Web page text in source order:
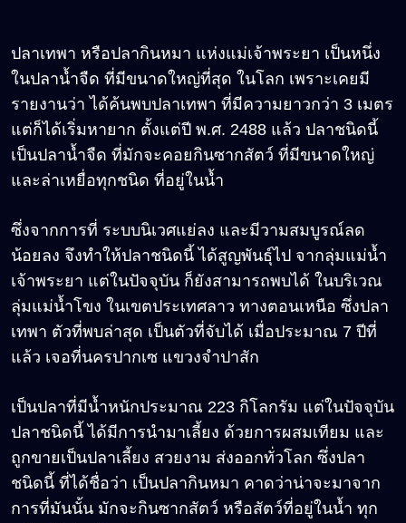
ปลาเทพา หรือปลากินหมา แห่งแม่เจ้าพระยา เป็นหนึ่ง
ในปลาน้ำจืด ที่มีขนาดใหญ่ที่สุด ในโลก เพราะเคยมี
รายงานว่า ได้ค้นพบปลาเทพา ที่มีความยาวกว่า 3 เมตร
แต่ก็ได้เริ่มหายาก ตั้งแต่ปี พ.ศ. 2488 แล้ว ปลาชนิดนี้
เป็นปลาน้ำจืด ที่มักจะคอยกินซากสัตว์ ที่มีขนาดใหญ่
และล่าเหยื่อทุกชนิด ที่อยู่ในน้ำ
ซึ่งจากการที่ ระบบนิเวศแย่ลง และมีวามสมบูรณ์ลด
น้อยลง จึงทำให้ปลาชนิดนี้ ได้สูญพันธุ์ไป จากลุ่มแม่น้ำ
เจ้าพระยา แต่ในปัจจุบัน ก็ยังสามารถพบได้ ในบริเวณ
ลุ่มแม่น้ำโขง ในเขตประเทศลาว ทางตอนเหนือ ซึ่งปลา
เทพา ตัวที่พบล่าสุด เป็นตัวที่จับได้ เมื่อประมาณ 7 ปีที่
แล้ว เจอที่นครปากเซ แขวงจำปาสัก
เป็นปลาที่มีน้ำหนักประมาณ 223 กิโลกรัม แต่ในปัจจุบัน
ปลาชนิดนี้ ได้มีการนำมาเลี้ยง ด้วยการผสมเทียม และ
ถูกขายเป็นปลาเลี้ยง สวยงาม ส่งออกทั่วโลก ซึ่งปลา
ชนิดนี้ ที่ได้ชื่อว่า เป็นปลากินหมา คาดว่าน่าจะมาจาก
การที่มันนั้น มักจะกินซากสัตว์ หรือสัตว์ที่อยู่ในน้ำ ทุก